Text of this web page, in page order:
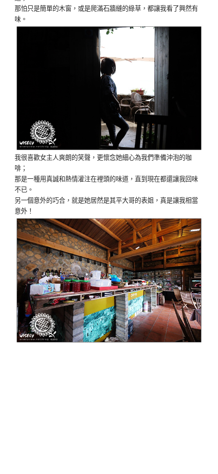
那怕只是簡單的木窗，或是爬滿石牆縫的綠草，都讓我看了興然有
味。
我很喜歡女主人爽朗的笑聲，更懷念她細心為我們準備沖泡的咖
啡；
那是一種用真誠和熱情灌注在裡頭的味道，直到現在都還讓我回味
不已。
另一個意外的巧合，就是她居然是其平大哥的表姐，真是讓我相當
意外！